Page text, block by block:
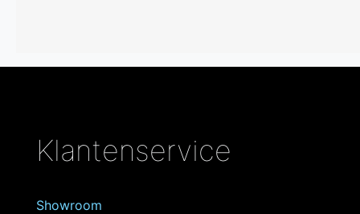
Klantenservice
Showroom